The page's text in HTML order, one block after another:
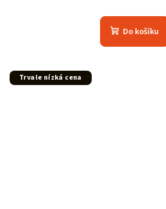
Do košíku
Trvale nízká cena